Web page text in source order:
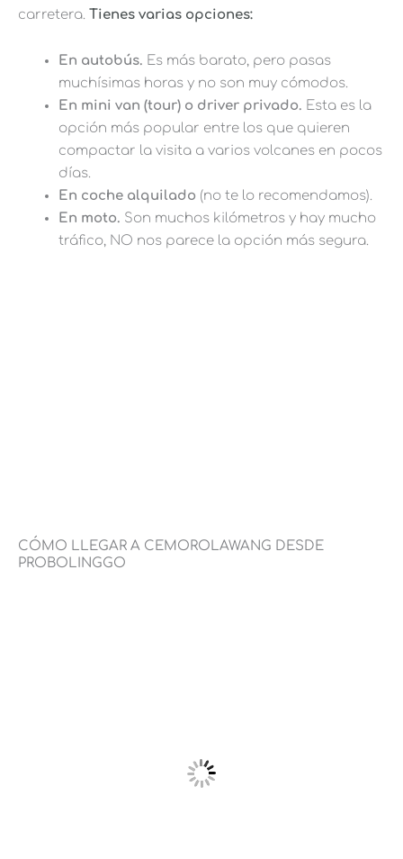
carretera. Tienes varias opciones:
En autobús. Es más barato, pero pasas
muchísimas horas y no son muy cómodos.
En mini van (tour) o driver privado. Esta es la
opción más popular entre los que quieren
compactar la visita a varios volcanes en pocos
días.
En coche alquilado (no te lo recomendamos).
En moto. Son muchos kilómetros y hay mucho
tráfico, NO nos parece la opción más segura.
CÓMO LLEGAR A CEMOROLAWANG DESDE
PROBOLINGGO